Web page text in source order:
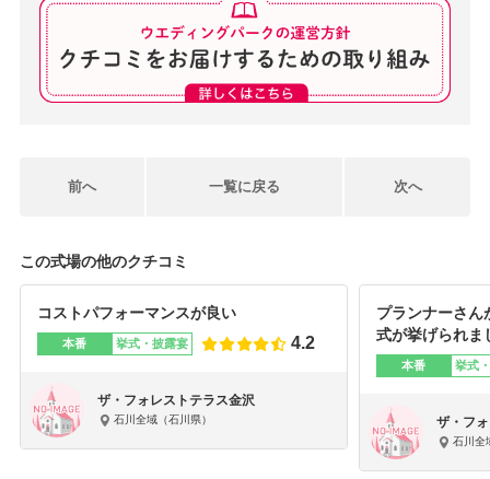
で、重い荷物を運ぶ手間も省けて助かりました。
前へ 一覧に戻る 次へ
この式場の他のクチコミ
コストパフォーマンスが良い
本番 挙式・披露宴 4.2
ザ・フォレストテラス金沢
石川全域（石川県）
プランナーさん
式が挙げられま
本番 挙式
ザ・フ
石川全